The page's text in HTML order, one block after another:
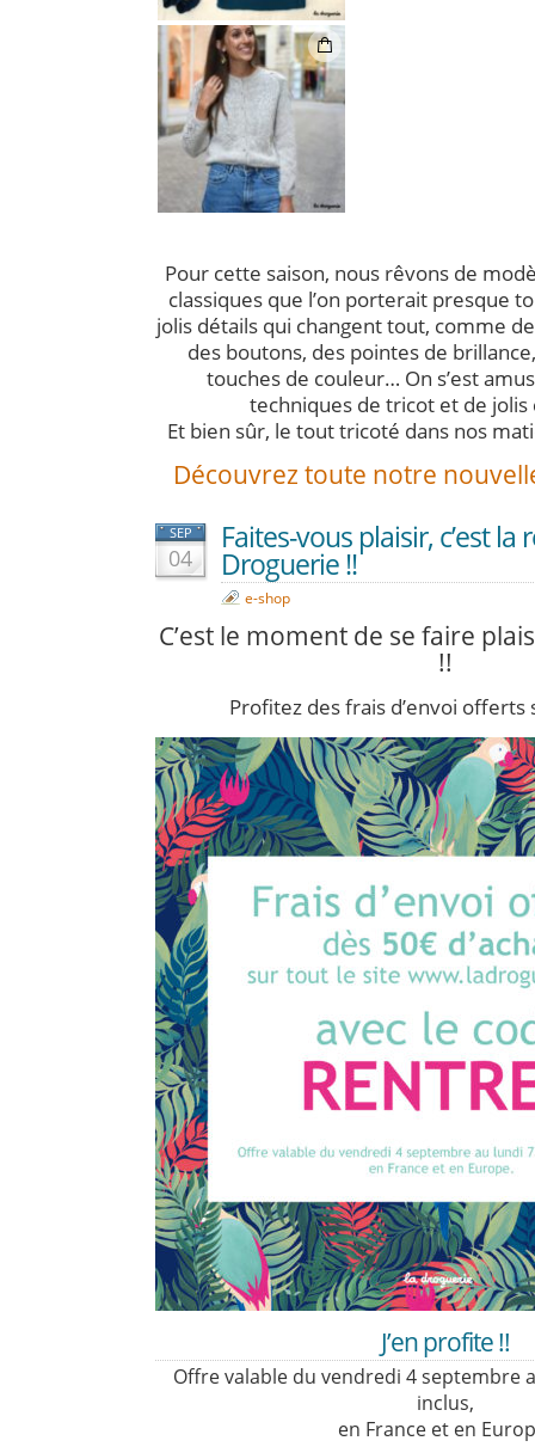
Pour cette saison, nous rêvons de
classiques que l’on porterait presque
jolis détails qui changent tout, comme
des boutons, des pointes de
touches de couleur… On s’est
techniques de tricot et de jolis
Et bien sûr, le tout tricoté dans nos
Découvrez toute notre
SEP
04
Faites-vous plaisir, c’est la
Droguerie !!
e-shop
C’est le moment de se faire
!!
Profitez des frais d’envoi
J’en profite !!
Offre valable du vendredi 4 septembre
inclus,
en France et en